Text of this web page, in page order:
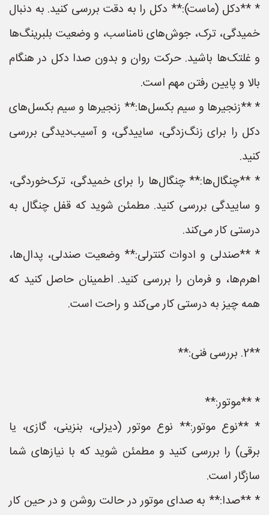
* **دکل (ماست):** دکل را به دقت بررسی کنید. به دنبال
خمیدگی، ترک، جوش‌های نامناسب، و وضعیت بلبرینگ‌ها
و غلتک‌ها باشید. حرکت روان و بدون صدا دکل در هنگام
بالا و پایین رفتن مهم است.
* **زنجیرها و سیم بکسل‌ها:** زنجیرها و سیم بکسل‌های
دکل را برای زنگ‌زدگی، ساییدگی، و آسیب‌دیدگی بررسی
کنید.
* **چنگال‌ها:** چنگال‌ها را برای خمیدگی، ترک‌خوردگی،
و ساییدگی بررسی کنید. مطمئن شوید که قفل چنگال به
درستی کار می‌کند.
* **صندلی و ادوات کنترلی:** وضعیت صندلی، پدال‌ها،
اهرم‌ها، و فرمان را بررسی کنید. اطمینان حاصل کنید که
همه چیز به درستی کار می‌کند و راحت است.
**2. بررسی فنی:**
* **موتور:**
* **نوع موتور:** نوع موتور (دیزلی، بنزینی، گازی، یا
برقی) را بررسی کنید و مطمئن شوید که با نیازهای شما
سازگار است.
* **صدا:** به صدای موتور در حالت روشن و در حین کار